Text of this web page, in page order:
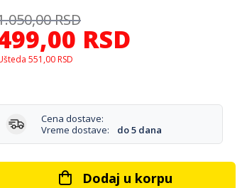
RSD
RSD
551,00 RSD
Cena dostave:
Vreme dostave:
do 5 dana
Dodaj u korpu